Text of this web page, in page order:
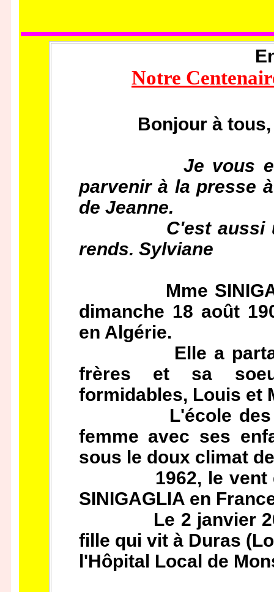
Notre
Bonjour à tous,
Je vous
parvenir à la presse
de Jeanne.
C'est aussi un
rends. Sylviane
Mme
dimanche 18 août
en Algérie.
Elle a partagé
frères et sa
formidables, Louis et
L'école des
femme avec ses
sous le doux climat
1962, le vent de
SINIGAGLIA en
Le 2 janvier
fille qui vit à Duras
l'Hôpital Local de